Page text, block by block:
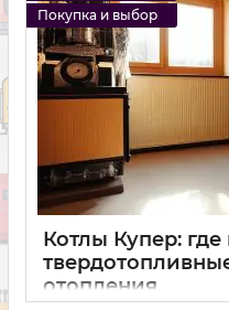
Покупка и выбор
Котлы Купер: где
отопления.